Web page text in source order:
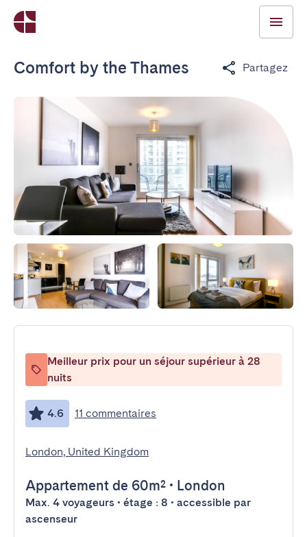
Comfort by the Thames Partagez
Meilleur prix pour un séjour supérieur à 28
nuits
4.6 11 commentaires
London, United Kingdom
Appartement de 60m² • London
Max. 4 voyageurs • étage : 8 • accessible par
ascenseur